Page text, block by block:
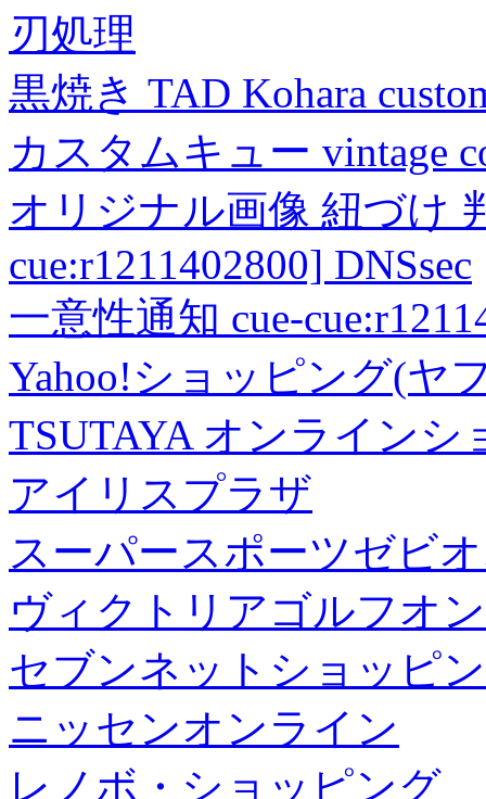
刃処理
黒焼き TAD Kohara
カスタムキュー vintage
オリジナル画像 紐づけ
cue:r1211402800] DNSsec
一意性通知 cue-
Yahoo!ショッピング(ヤ
TSUTAYA オンラインシ
アイリスプラザ
スーパースポーツゼビ
ヴィクトリアゴルフオ
セブンネットショッピ
ニッセンオンライン
レノボ・ショッピング